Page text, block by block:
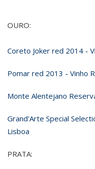
OURO:
Coreto Joker red 2014 -
Pomar red 2013 - Vinho
Monte Alentejano
Grand'Arte Special
Lisboa
PRATA: